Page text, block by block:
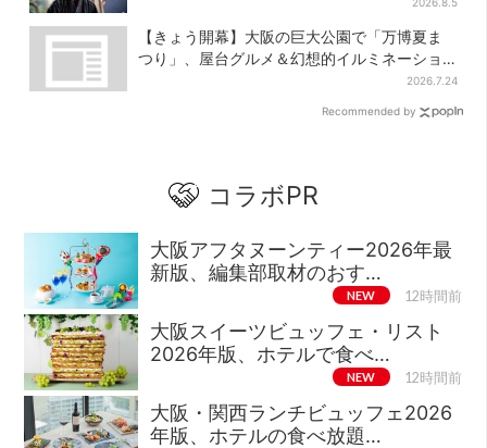
【きょう開幕】大阪の巨大公園で「万博夏ま
つり」、屋台グルメ＆幻想的イルミネーショ
2026.7.24
Recommended by
コラボPR
大阪アフタヌーンティー2026年最
新版、編集部取材のおす…
NEW 12時間前
大阪スイーツビュッフェ・リスト
2026年版、ホテルで食べ…
NEW 12時間前
大阪・関西ランチビュッフェ2026
年版、ホテルの食べ放題…